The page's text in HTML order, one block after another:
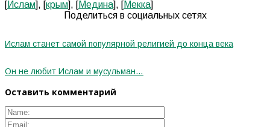
[Ислам], [крым], [Медина], [Мекка]
Поделиться в социальных сетях
Ислам станет самой популярной религией до конца века
Он не любит Ислам и мусульман…
Оставить комментарий